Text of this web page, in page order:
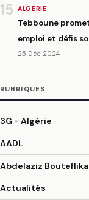
15 ALGÉRIE
Tebboune
emploi et défis
25 Déc 2024
RUBRIQUES
3G - Algérie
AADL
Abdelaziz Bouteflika
Actualités